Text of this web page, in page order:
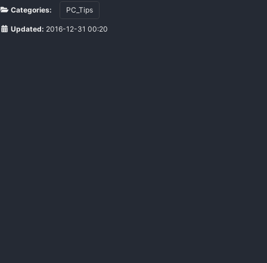
Categories: PC_Tips
Updated: 2016-12-31 00:20